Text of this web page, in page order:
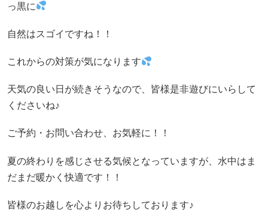
っ黒に
自然はスゴイですね！！
これからの対策が気になります
天気の良い日が続きそうなので、皆様是非遊びにいらして
くださいね♪
ご予約・お問い合わせ、お気軽に！！
夏の終わりを感じさせる気候となっていますが、水中はま
だまだ暖かく快適です！！
皆様のお越しを心よりお待ちしております♪